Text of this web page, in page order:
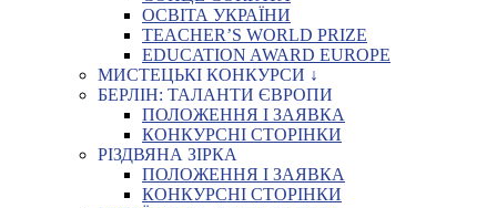
ОСВІТА УКРАЇНИ
TEACHER’S WORLD PRIZE
EDUCATION AWARD EUROPE
МИСТЕЦЬКІ КОНКУРСИ ↓
БЕРЛІН: ТАЛАНТИ ЄВРОПИ
ПОЛОЖЕННЯ І ЗАЯВКА
КОНКУРСНІ СТОРІНКИ
РІЗДВЯНА ЗІРКА
ПОЛОЖЕННЯ І ЗАЯВКА
КОНКУРСНІ СТОРІНКИ